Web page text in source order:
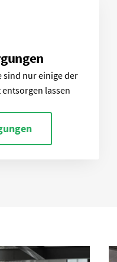
sind nur einige der
lassen